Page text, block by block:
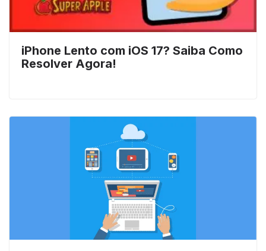
iPhone Lento com iOS 17? Saiba Como
Resolver Agora!